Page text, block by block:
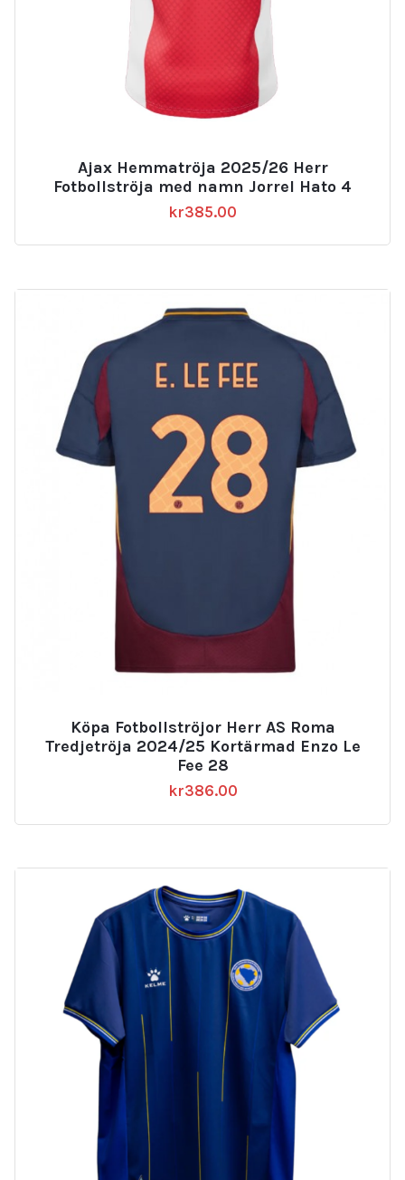
Ajax Hemmatröja 2025/26 Herr
Fotbollströja med namn Jorrel Hato 4
kr385.00
Köpa Fotbollströjor Herr AS Roma
Tredjetröja 2024/25 Kortärmad Enzo Le
Fee 28
kr386.00